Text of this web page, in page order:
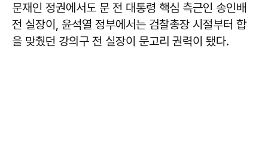
문재인 정권에서도 문 전 대통령 핵심 측근인 송인배
전 실장이, 윤석열 정부에서는 검찰총장 시절부터 합
을 맞췄던 강의구 전 실장이 문고리 권력이 됐다.